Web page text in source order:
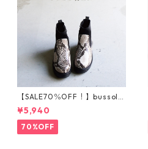
【SALE70％OFF！】bussola
ブソラ パイソン柄ストレ
ッチショートブーツ 935540
¥5,940
70%OFF